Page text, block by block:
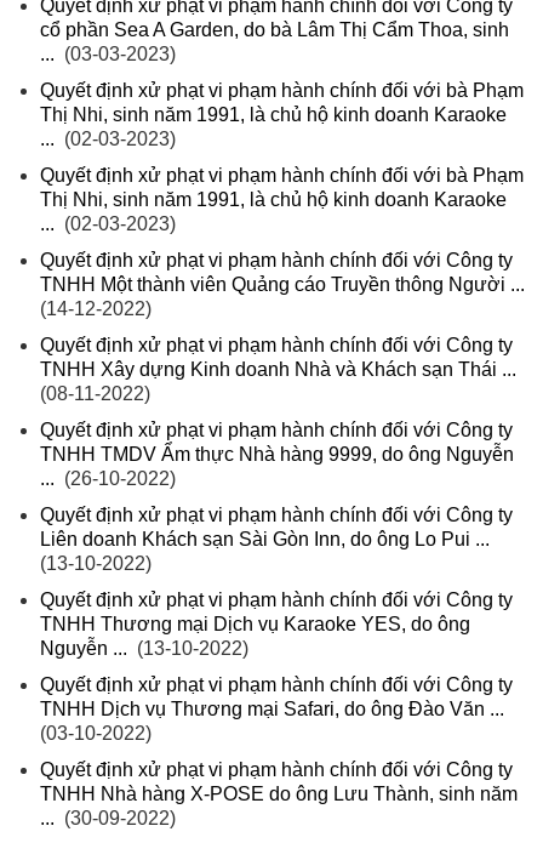
Quyết định xử phạt vi phạm hành chính đối với Công ty
cổ phần Sea A Garden, do bà Lâm Thị Cẩm Thoa, sinh
... (03-03-2023)
Quyết định xử phạt vi phạm hành chính đối với bà Phạm
Thị Nhi, sinh năm 1991, là chủ hộ kinh doanh Karaoke
... (02-03-2023)
Quyết định xử phạt vi phạm hành chính đối với bà Phạm
Thị Nhi, sinh năm 1991, là chủ hộ kinh doanh Karaoke
... (02-03-2023)
Quyết định xử phạt vi phạm hành chính đối với Công ty
TNHH Một thành viên Quảng cáo Truyền thông Người ...
(14-12-2022)
Quyết định xử phạt vi phạm hành chính đối với Công ty
TNHH Xây dựng Kinh doanh Nhà và Khách sạn Thái ...
(08-11-2022)
Quyết định xử phạt vi phạm hành chính đối với Công ty
TNHH TMDV Ẩm thực Nhà hàng 9999, do ông Nguyễn
... (26-10-2022)
Quyết định xử phạt vi phạm hành chính đối với Công ty
Liên doanh Khách sạn Sài Gòn Inn, do ông Lo Pui ...
(13-10-2022)
Quyết định xử phạt vi phạm hành chính đối với Công ty
TNHH Thương mại Dịch vụ Karaoke YES, do ông
Nguyễn ... (13-10-2022)
Quyết định xử phạt vi phạm hành chính đối với Công ty
TNHH Dịch vụ Thương mại Safari, do ông Đào Văn ...
(03-10-2022)
Quyết định xử phạt vi phạm hành chính đối với Công ty
TNHH Nhà hàng X-POSE do ông Lưu Thành, sinh năm
... (30-09-2022)